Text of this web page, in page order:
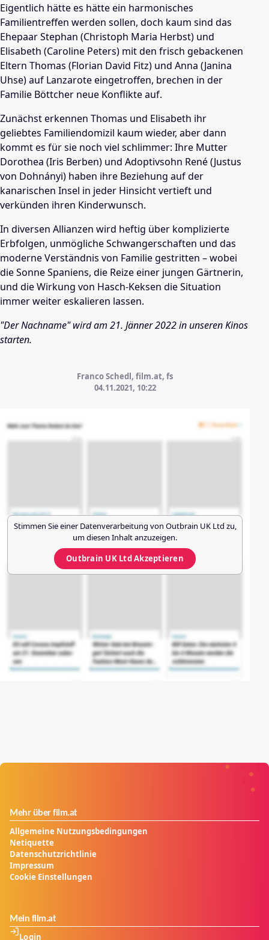
Eigentlich hätte es hätte ein harmonisches
Familientreffen werden sollen, doch kaum sind das
Ehepaar Stephan (Christoph Maria Herbst) und
Elisabeth (Caroline Peters) mit den frisch gebackenen
Eltern Thomas (Florian David Fitz) und Anna (Janina
Uhse) auf Lanzarote eingetroffen, brechen in der
Familie Böttcher neue Konflikte auf.
Zunächst erkennen Thomas und Elisabeth ihr
geliebtes Familiendomizil kaum wieder, aber dann
kommt es für sie noch viel schlimmer: Ihre Mutter
Dorothea (Iris Berben) und Adoptivsohn René (Justus
von Dohnányi) haben ihre Beziehung auf der
kanarischen Insel in jeder Hinsicht vertieft und
verkünden ihren Kinderwunsch.
In diversen Allianzen wird heftig über komplizierte
Erbfolgen, unmögliche Schwangerschaften und das
moderne Verständnis von Familie gestritten – wobei
die Sonne Spaniens, die Reize einer jungen Gärtnerin,
und die Wirkung von Hasch-Keksen die Situation
immer weiter eskalieren lassen.
"Der Nachname" wird am 21. Jänner 2022 in unseren Kinos
starten.
Franco Schedl, film.at, fs
04.11.2021, 10:22
Stimmen Sie einer Datenverarbeitung von Outbrain UK Ltd zu,
um diesen Inhalt anzuzeigen.
Outbrain UK LtdAkzeptieren
Mehr über film.at
Allgemeine Nutzungsbedingungen
Netiquette
Datenschutzrichtlinie
Impressum
Cookie Einstellungen
Mein film.at
Login